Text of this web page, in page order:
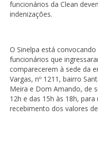
funcionários da Clean
indenizações.
O Sinelpa está
funcionários que
comparecerem à sede da
Vargas, nº 1211, bairro
Meira e Dom Amando, de
12h e das 15h às 18h,
recebimento dos valores